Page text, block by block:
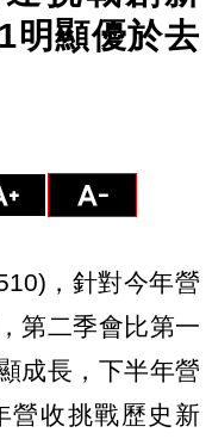
明顯優於去
，針對今年營
第二季會比第一
成長，下半年營
營收挑戰歷史新